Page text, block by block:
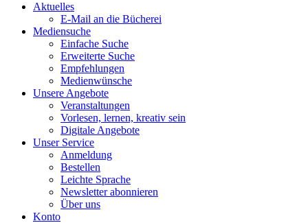
Aktuelles
E-Mail an die Bücherei
Mediensuche
Einfache Suche
Erweiterte Suche
Empfehlungen
Medienwünsche
Unsere Angebote
Veranstaltungen
Vorlesen, lernen, kreativ sein
Digitale Angebote
Unser Service
Anmeldung
Bestellen
Leichte Sprache
Newsletter abonnieren
Über uns
Konto